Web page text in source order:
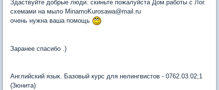
Здаствуйте добрые люди. скиньте пожалуйста Дом.работы с Лог.
схемами на мыло MinamoKurosawa@mail.ru
очень нужна ваша помощь
Заранее спасибо .)
Английский язык. Базовый курс для нелингвистов - 0762.03.02;1
(3юнита)